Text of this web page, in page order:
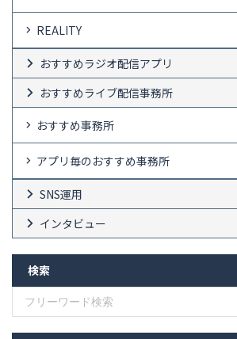
REALITY
おすすめラジオ配信アプリ
おすすめライブ配信事務所
おすすめ事務所
アプリ毎のおすすめ事務所
SNS運用
インタビュー
検索